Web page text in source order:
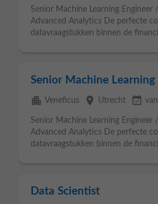
Senior Machine Learning Engineer /
Advanced Analytics De perfecte
datavraagstukken binnen de
Senior Machine
apartment Veneficus place Utrecht event_available
Senior Machine Learning Engineer /
Advanced Analytics De perfecte
datavraagstukken binnen de
Data Scientist